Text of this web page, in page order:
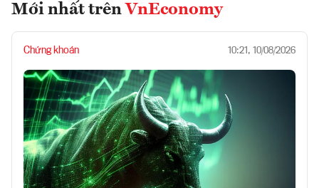
Mới nhất trên VnEconomy
Chứng khoán 10:21, 10/08/2026